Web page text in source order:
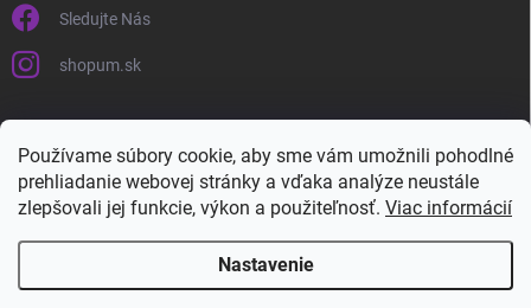
Používame súbory cookie, aby sme vám umožnili pohodlné
prehliadanie webovej stránky a vďaka analýze neustále
zlepšovali jej funkcie, výkon a použiteľnosť. Viac informácií
Nastavenie
Sledujte Nás
shopum.sk